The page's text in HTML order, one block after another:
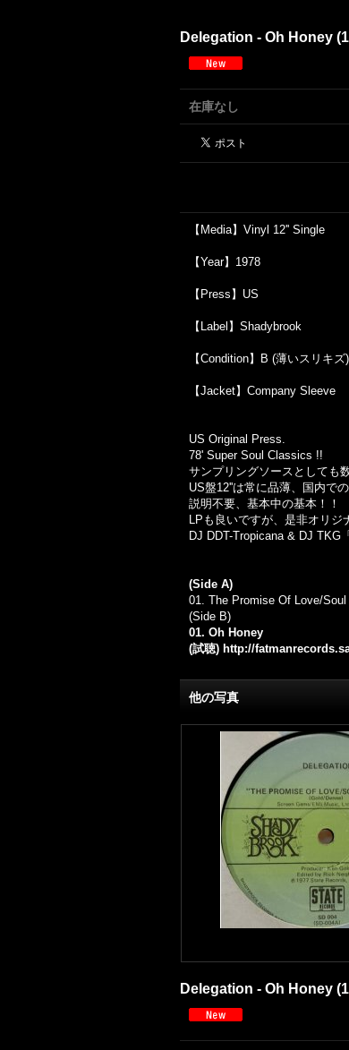
Delegation - Oh Honey
在庫なし
【Media】Vinyl 12'' Single
【Year】1978
【Press】US
【Label】Shadybrook
【Condition】B (薄いスリキズ)
【Jacket】Company Sleeve
US Original Press.
78' Super Soul Classics !!
サンプリングソースとしても
US盤12''は常に品薄、国内で
説明不要、基本中の基本！！
LPも良いですが、是非オリジ
DJ DDT-Tropicana & DJ TKG
(Side A)
01. The Promise Of Love/Soul
(Side B)
01. Oh Honey
(試聴) http://
他の写真
Delegation - Oh Honey